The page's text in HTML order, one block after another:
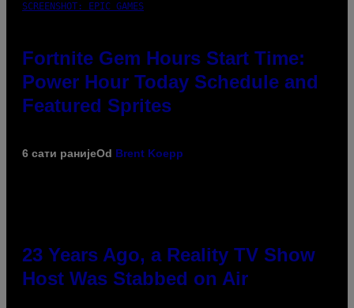
SCREENSHOT: EPIC GAMES
Fortnite Gem Hours Start Time:
Power Hour Today Schedule and
Featured Sprites
6 сати ранијеOd Brent Koepp
23 Years Ago, a Reality TV Show
Host Was Stabbed on Air